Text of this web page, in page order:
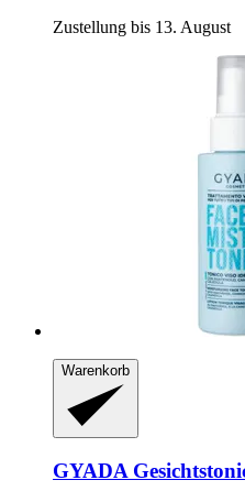
Zustellung bis 13. August
Warenkorb
GYADA